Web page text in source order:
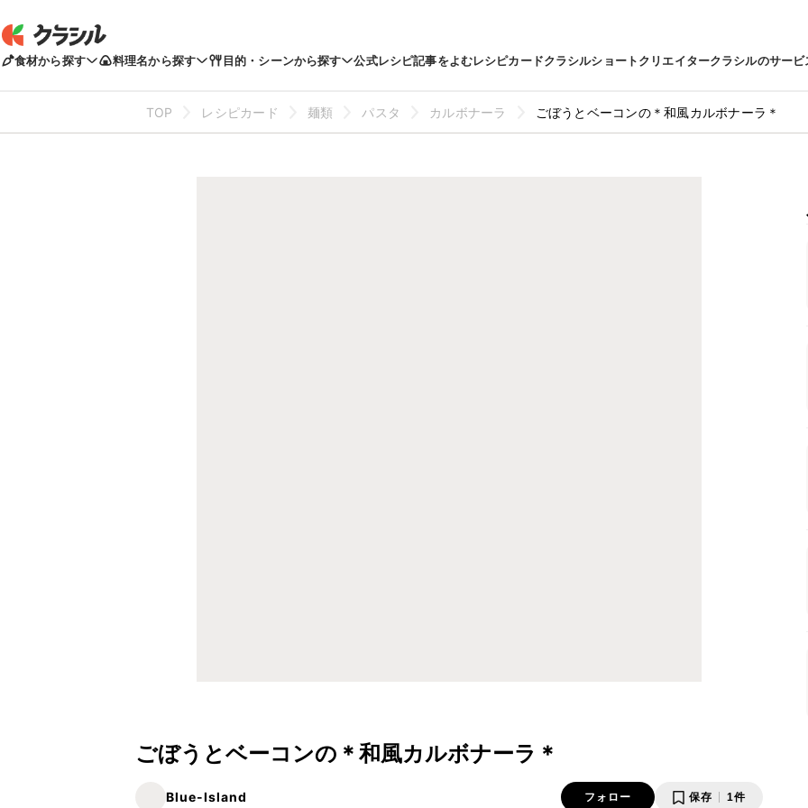
食材から探す 料理名から探す 目的・シーンから探す 公式レシピ記事をよむレシピカードクラシルショートクリエイタークラシルのサービ
TOP レシピカード 麺類 パスタ カルボナーラ ごぼうとベーコンの＊和風カルボナーラ＊
ごぼうとベーコンの＊和風カルボナーラ＊
Blue-Island フォロー 保存 1件